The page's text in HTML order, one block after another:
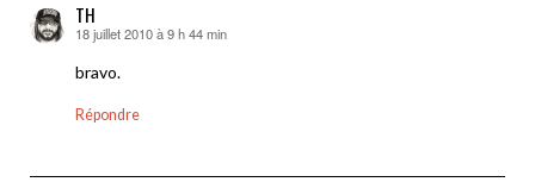
TH
dit :
18 juillet 2010 à 9 h 44 min
bravo.
Répondre